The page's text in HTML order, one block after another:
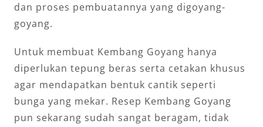
dan proses pembuatannya yang digoyang-
goyang.
Untuk membuat Kembang Goyang hanya
diperlukan tepung beras serta cetakan khusus
agar mendapatkan bentuk cantik seperti
bunga yang mekar. Resep Kembang Goyang
pun sekarang sudah sangat beragam, tidak